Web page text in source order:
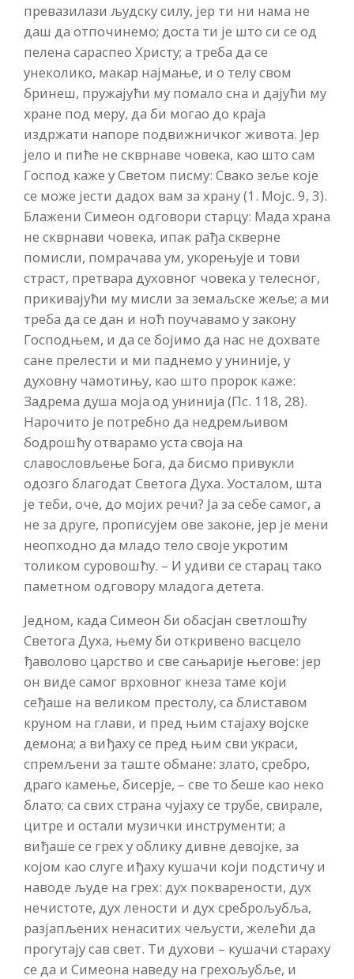
превазилази људску силу, јер ти ни нама не
даш да отпочинемо; доста ти је што си се од
пелена сараспео Христу; а треба да се
унеколико, макар најмање, и о телу свом
бринеш, пружајући му помало сна и дајући му
хране под меру, да би могао до краја
издржати напоре подвижничког живота. Јер
јело и пиће не скврнаве човека, као што сам
Господ каже у Светом писму: Свако зеље које
се може јести дадох вам за храну (1. Мојс. 9, 3).
Блажени Симеон одговори старцу: Мада храна
не скврнави човека, ипак рађа скверне
помисли, помрачава ум, укорењује и тови
страст, претвара духовног човека у телесног,
прикивајући му мисли за земаљске жеље; а ми
треба да се дан и ноћ поучавамо у закону
Господњем, и да се бојимо да нас не дохвате
сане прелести и ми паднемо у униније, у
духовну чамотињу, као што пророк каже:
Задрема душа моја од унинија (Пс. 118, 28).
Нарочито је потребно да недремљивом
бодрошћу отварамо уста своја на
славословљење Бога, да бисмо привукли
одозго благодат Светога Духа. Уосталом, шта
је теби, оче, до мојих речи? Ја за себе самог, а
не за друге, прописујем ове законе, јер је мени
неопходно да младо тело своје укротим
толиком суровошћу. – И удиви се старац тако
паметном одговору младога детета.
Једном, када Симеон би обасјан светлошћу
Светога Духа, њему би откривено васцело
ђаволово царство и све сањарије његове: јер
он виде самог врховног кнеза таме који
сеђаше на великом престолу, са блиставом
круном на глави, и пред њим стајаху војске
демона; а виђаху се пред њим сви украси,
спремљени за таште обмане: злато, сребро,
драго камење, бисерје, – све то беше као неко
блато; са свих страна чујаху се трубе, свирале,
цитре и остали музички инструменти; а
виђаше се грех у облику дивне девојке, за
којом као слуге иђаху кушачи који подстичу и
наводе људе на грех: дух покварености, дух
нечистоте, дух лености и дух среброљубља,
разјапљених ненаситих чељусти, желећи да
прогутају сав свет. Ти духови – кушачи стараху
се да и Симеона наведу на грехољубље, и